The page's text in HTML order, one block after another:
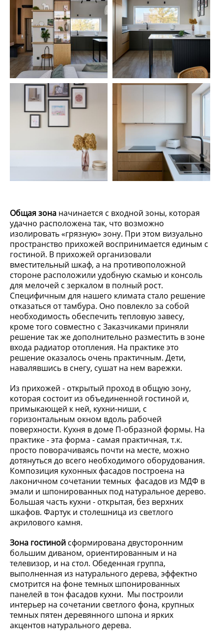
Общая зона начинается с входной зоны, которая
удачно расположена так, что возможно
изолировать «грязную» зону. При этом визуально
пространство прихожей воспринимается единым с
гостиной. В прихожей организовали
вместительный шкаф, а на противоположной
стороне расположили удобную скамью и консоль
для мелочей с зеркалом в полный рост.
Специфичным для нашего климата стало решение
отказаться от тамбура. Оно повлекло за собой
необходимость обеспечить тепловую завесу,
кроме того совместно с Заказчиками приняли
решение так же дополнительно разместить в зоне
входа радиатор отопления. На практике это
решение оказалось очень практичным. Дети,
навалявшись в снегу, сушат на нем варежки.
Из прихожей - открытый проход в общую зону,
которая состоит из объединенной гостиной и,
примыкающей к ней, кухни-ниши, с
горизонтальным окном вдоль рабочей
поверхности. Кухня в доме П-образной формы. На
практике - эта форма - самая практичная, т.к.
просто поворачиваясь почти на месте, можно
дотянуться до всего необходимого оборудования.
Композиция кухонных фасадов построена на
лаконичном сочетании темных фасадов из МДФ в
эмали и шпонированных под натуральное дерево.
Большая часть кухни - открытая, без верхних
шкафов. Фартук и столешница из светлого
акрилового камня.
Зона гостиной сформирована двусторонним
большим диваном, ориентированным и на
телевизор, и на стол. Обеденная группа,
выполненная из натурального дерева, эффектно
смотрится на фоне темных шпонированных
панелей в тон фасадов кухни. Мы построили
интерьер на сочетании светлого фона, крупных
темных пятен деревянного шпона и ярких
акцентов натурального дерева.